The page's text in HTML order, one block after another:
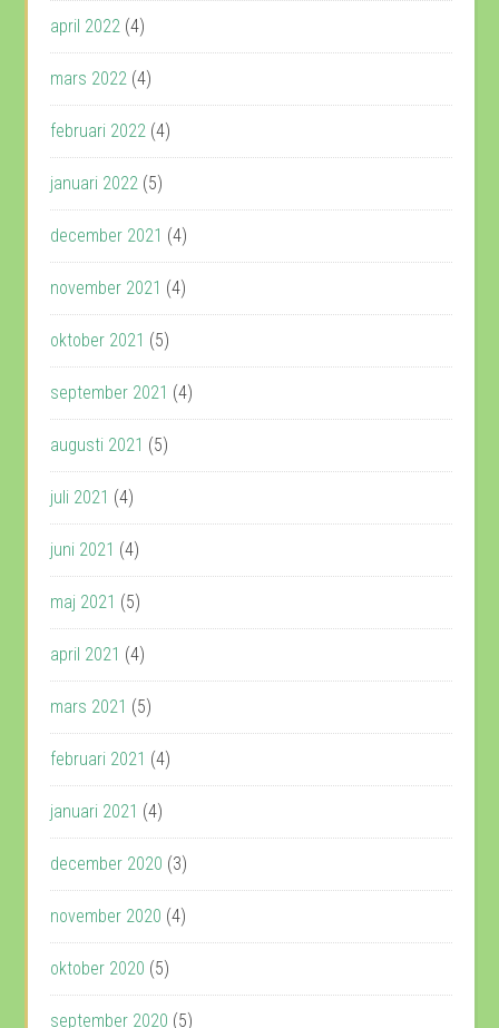
april 2022 (4)
mars 2022 (4)
februari 2022 (4)
januari 2022 (5)
december 2021 (4)
november 2021 (4)
oktober 2021 (5)
september 2021 (4)
augusti 2021 (5)
juli 2021 (4)
juni 2021 (4)
maj 2021 (5)
april 2021 (4)
mars 2021 (5)
februari 2021 (4)
januari 2021 (4)
december 2020 (3)
november 2020 (4)
oktober 2020 (5)
september 2020 (5)